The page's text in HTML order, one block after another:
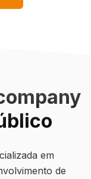
em
de